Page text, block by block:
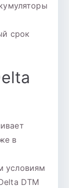
срок
в
условиям
DTM